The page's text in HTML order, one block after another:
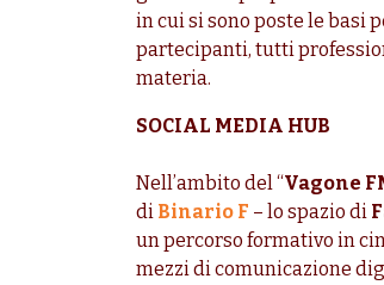
in cui si sono poste le basi
partecipanti, tutti
materia.
SOCIAL MEDIA HUB
Nell’ambito del “Vagone
di Binario F – lo spazio di
un percorso formativo in
mezzi di comunicazione